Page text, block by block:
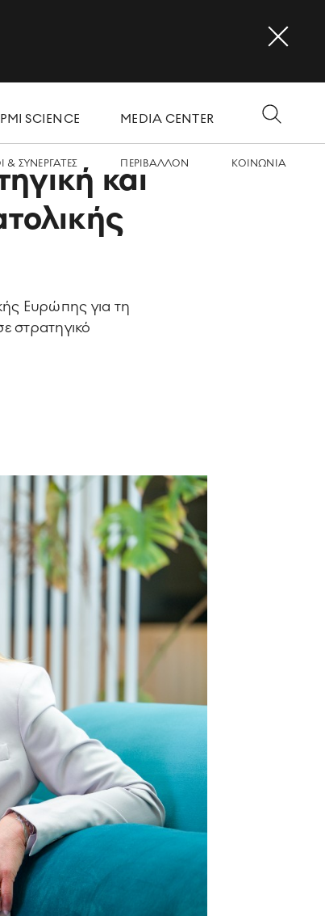
PMI SCIENCE MEDIA CENTER
& ΣΥΝΕΡΓΑΤΕΣ ΠΕΡΙΒΑΛΛΟΝ ΚΟΙΝΩΝΙA
και
Ευρώπης για τη
στρατηγικό